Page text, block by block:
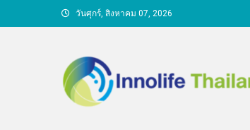
to
วันศุกร์, สิงหาคม 07, 2026